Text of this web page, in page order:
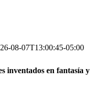
08-07T13:00:45-05:00
inventados en fantasía y